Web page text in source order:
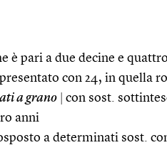
è pari a due decine e
con 24, in quella
a grano
con sost.
anni
a determinati sost.